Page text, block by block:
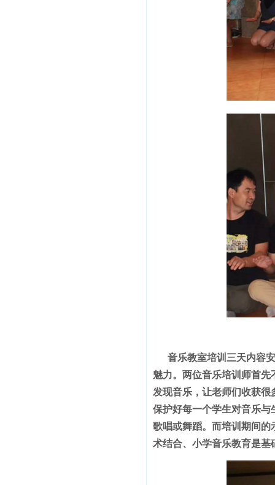
音乐教室培训三天内容
魅力。两位音乐培训师首
发现音乐，让老师们收获
保护好每一个学生对音乐
歌唱或舞蹈。而培训期间
术结合、小学音乐教育是